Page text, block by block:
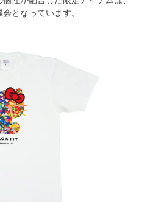
となっています。